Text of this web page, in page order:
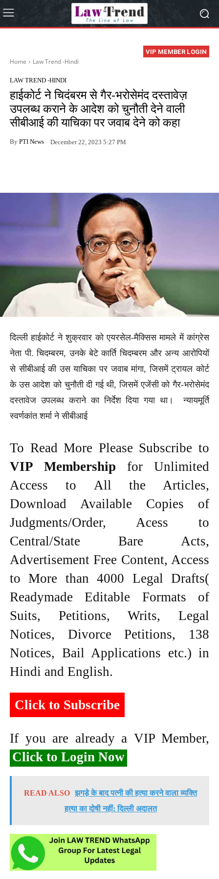
VIP MEMBER LOGIN
Home Law Trend -Hindi
LAW TREND -HINDI
हाईकोर्ट ने चिदंबरम से गैर-भरोसेमंद दस्तावेज़
उपलब्ध कराने के आदेश को चुनौती देने वाली
सीबीआई की याचिका पर जवाब देने को कहा
By PTI News December 22, 2023 5:27 PM
दिल्ली हाईकोर्ट ने शुक्रवार को एयरसेल-मैक्सिस मामले में कांग्रेस
नेता पी. चिदम्बरम, उनके बेटे कार्ति चिदम्बरम और अन्य आरोपियों
से सीबीआई की उस याचिका पर जवाब मांगा, जिसमें ट्रायल कोर्ट
के उस आदेश को चुनौती दी गई थी, जिसमें एजेंसी को गैर-भरोसेमंद
दस्तावेज उपलब्ध कराने का निर्देश दिया गया था। न्यायमूर्ति
स्वर्णकांत शर्मा ने सीबीआई
To Read More Please Subscribe to
VIP Membership for Unlimited
Access to All the Articles,
Download Available Copies of
Judgments/Order, Acess to
Central/State Bare Acts,
Advertisement Free Content, Access
to More than 4000 Legal Drafts(
Readymade Editable Formats of
Suits, Petitions, Writs, Legal
Notices, Divorce Petitions, 138
Notices, Bail Applications etc.) in
Hindi and English.
Click to Subscribe
If you are already a VIP Member,
Click to Login Now
READ ALSO झगड़े के बाद पत्नी की हत्या करने वाला व्यक्ति
हत्या का दोषी नहीं: दिल्ली अदालत